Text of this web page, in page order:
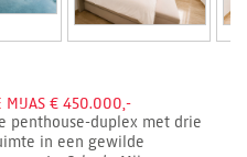
MIJAS € 450.000,-
penthouse-duplex met drie
in een gewilde